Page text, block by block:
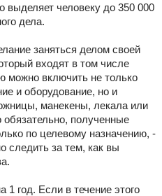
выделяет человеку до 350 000
дела.
заняться делом своей
входят в том числе
можно включить не только
и оборудование, но и
манекены, лекала или
обязательно, полученные
по целевому назначению, -
следить за тем, как вы
1 год. Если в течение этого